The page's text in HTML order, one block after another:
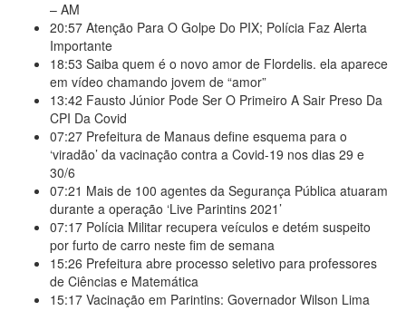
– AM
20:57 Atenção Para O Golpe Do PIX; Polícia Faz Alerta
Importante
18:53 Saiba quem é o novo amor de Flordelis. ela aparece
em vídeo chamando jovem de “amor”
13:42 Fausto Júnior Pode Ser O Primeiro A Sair Preso Da
CPI Da Covid
07:27 Prefeitura de Manaus define esquema para o
‘viradão’ da vacinação contra a Covid-19 nos dias 29 e
30/6
07:21 Mais de 100 agentes da Segurança Pública atuaram
durante a operação ‘Live Parintins 2021’
07:17 Polícia Militar recupera veículos e detém suspeito
por furto de carro neste fim de semana
15:26 Prefeitura abre processo seletivo para professores
de Ciências e Matemática
15:17 Vacinação em Parintins: Governador Wilson Lima